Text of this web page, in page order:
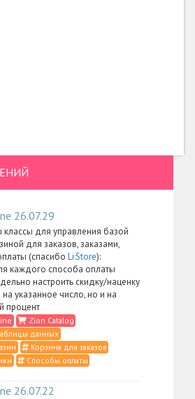
26.07.29
для управления базой
для заказов, заказами,
(спасибо Li:Store):
каждого способа оплаты
настроить скидку/наценку
на указанное число, но и на
процент
Zion Catalog
данных
Корзина для заказов
Способы оплаты
26.07.22